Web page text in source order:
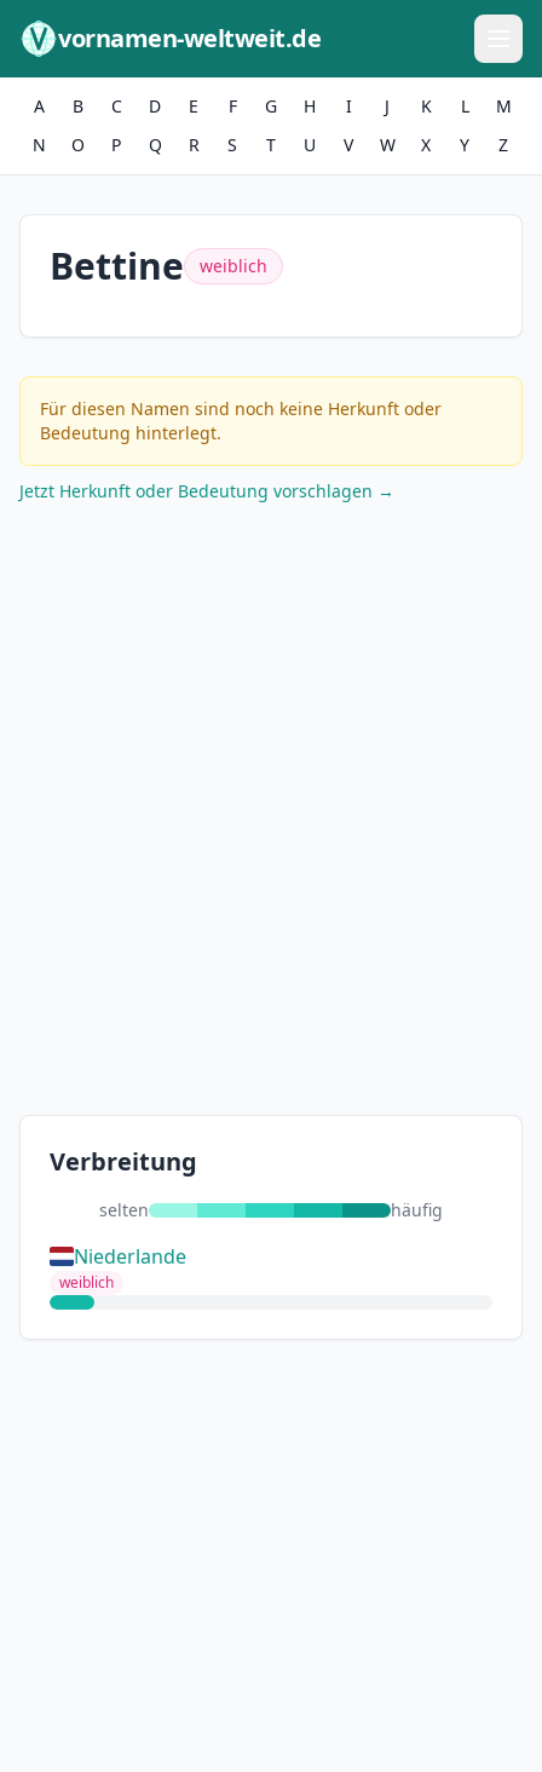
vornamen-weltweit.de
A B C D E F G H I J K L
M
N
O P Q R S T U V W X Y Z
Bettine weiblich
Für diesen Namen sind noch keine Herkunft oder
Bedeutung hinterlegt.
Jetzt Herkunft oder Bedeutung vorschlagen →
Verbreitung
selten häufig
Niederlande
weiblich